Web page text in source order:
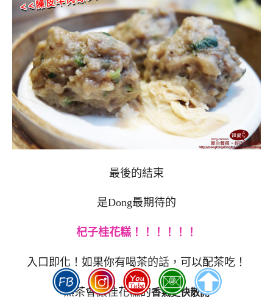
最後的結束
是Dong最期待的
杞子桂花糕！！！！！！
入口即化！如果你有喝茶的話，可以配茶吃！
熱茶會讓桂花糕的香氣更快散開